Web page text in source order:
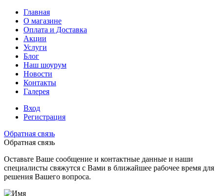
Главная
О магазине
Оплата и Доставка
Акции
Услуги
Блог
Наш шоурум
Новости
Контакты
Галерея
Вход
Регистрация
Обратная связь
Обратная связь
Оставьте Ваше сообщение и контактные данные и наши
специалисты свяжутся с Вами в ближайшее рабочее время для
решения Вашего вопроса.